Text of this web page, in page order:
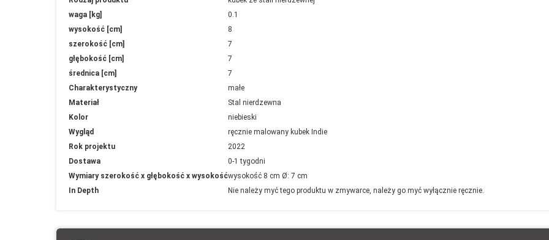
informacji
waga [kg]
0.1
wysokość [cm]
8
szerokość [cm]
7
głębokość [cm]
7
średnica [cm]
7
Charakterystyczny
małe
Materiał
Stal nierdzewna
Kolor
niebieski
Wygląd
ręcznie malowany kubek Indie
Rok projektu
2022
Dostawa
0-1 tygodni
Wymiary szerokość x głębokość x wysokośćwysokość 8 cm Ø: 7 cm
In Depth
Nie należy myć tego produktu w zmywarce, należy go myć wyłącznie ręcznie.